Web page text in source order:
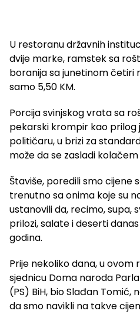
U restoranu državnih
dvije marke, ramstek sa
boranija sa junetinom četiri
samo 5,50 KM.
Porcija svinjskog vrata sa
pekarski krompir kao prilog
političaru, u brizi za
može da se zasladi kolačem
Štaviše, poredili smo cijene
trenutno sa onima koje su
ustanovili da, recimo, supa,
prilozi, salate i deserti
godina.
Prije nekoliko dana, u
sjednicu Doma naroda
(PS) BiH, bio Slađan Tomić,
da smo navikli na takve